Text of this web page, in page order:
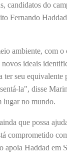
candidatos do
Fernando
ambiente, com
ideais
seu
la", disse
lugar no mundo.
que possa
comprometido
Haddad em